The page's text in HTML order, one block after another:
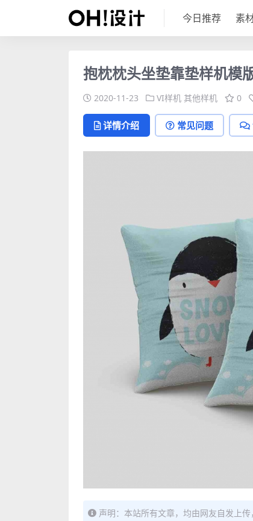
今日推荐 素
抱枕枕头坐垫靠垫样机模
2020-11-23 VI样机 其他样机 0
详情介绍 常见问题
声明：本站所有文章，均由网友自发上